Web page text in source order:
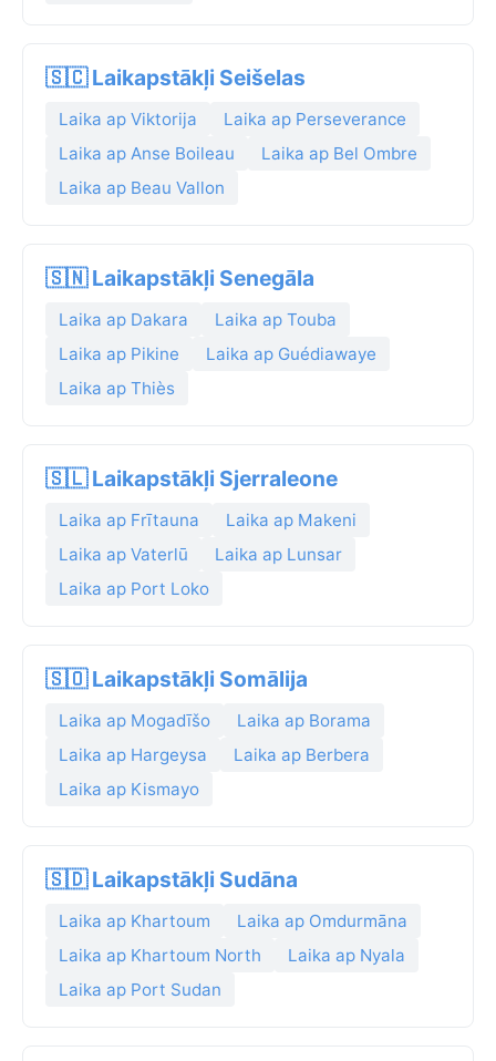
🇸🇨 Laikapstākļi Seišelas
Laika ap Viktorija
Laika ap Perseverance
Laika ap Anse Boileau
Laika ap Bel Ombre
Laika ap Beau Vallon
🇸🇳 Laikapstākļi Senegāla
Laika ap Dakara
Laika ap Touba
Laika ap Pikine
Laika ap Guédiawaye
Laika ap Thiès
🇸🇱 Laikapstākļi Sjerraleone
Laika ap Frītauna
Laika ap Makeni
Laika ap Vaterlū
Laika ap Lunsar
Laika ap Port Loko
🇸🇴 Laikapstākļi Somālija
Laika ap Mogadīšo
Laika ap Borama
Laika ap Hargeysa
Laika ap Berbera
Laika ap Kismayo
🇸🇩 Laikapstākļi Sudāna
Laika ap Khartoum
Laika ap Omdurmāna
Laika ap Khartoum North
Laika ap Nyala
Laika ap Port Sudan